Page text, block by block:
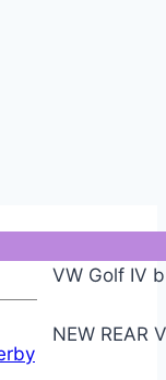
VW Golf IV
NEW REAR